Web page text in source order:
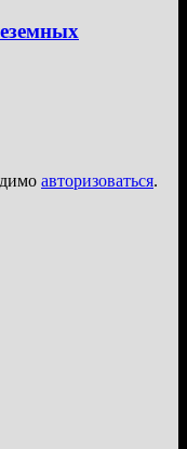
авторизоваться.